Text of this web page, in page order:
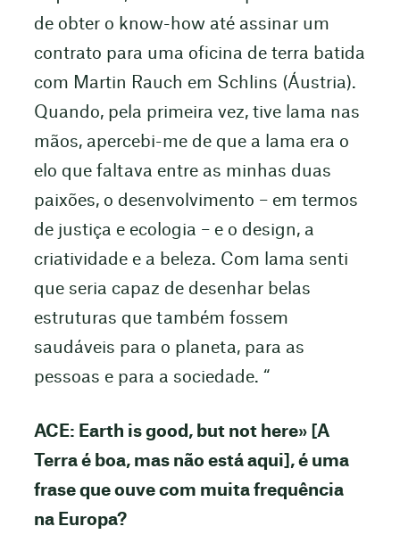
de obter o know-how até assinar um
contrato para uma oficina de terra batida
com Martin Rauch em Schlins (Áustria).
Quando, pela primeira vez, tive lama nas
mãos, apercebi-me de que a lama era o
elo que faltava entre as minhas duas
paixões, o desenvolvimento – em termos
de justiça e ecologia – e o design, a
criatividade e a beleza. Com lama senti
que seria capaz de desenhar belas
estruturas que também fossem
saudáveis para o planeta, para as
pessoas e para a sociedade. “
ACE: Earth is good, but not here» [A
Terra é boa, mas não está aqui], é uma
frase que ouve com muita frequência
na Europa?